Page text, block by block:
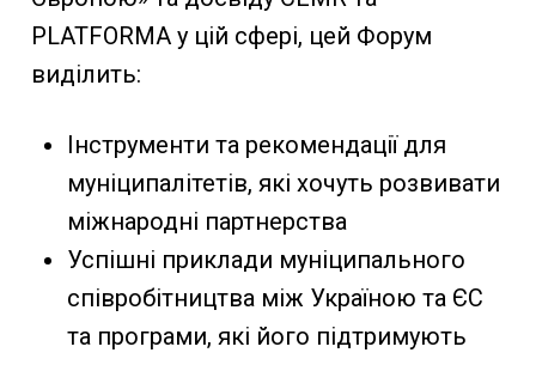
PLATFORMA у цій сфері, цей Форум
виділить:
Інструменти та рекомендації для
муніципалітетів, які хочуть розвивати
міжнароднi партнерствa
Успішні приклади муніципального
співробітництва між Україною та ЄС
та програми, які його підтримують